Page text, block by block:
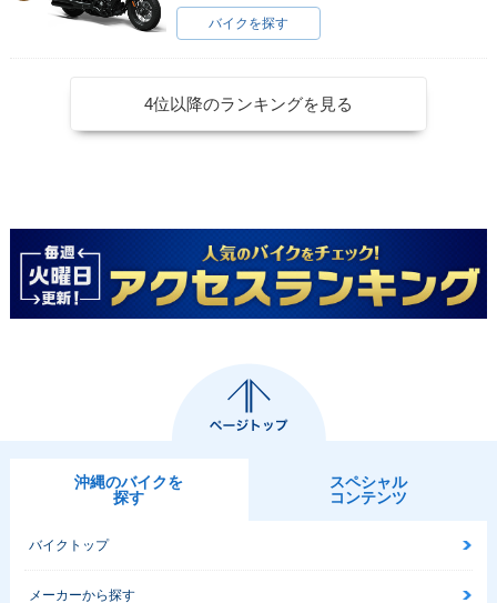
バイクを探す
4位以降のランキングを見る
沖縄のバイクを
探す
スペシャル
コンテンツ
バイクトップ
メーカーから探す